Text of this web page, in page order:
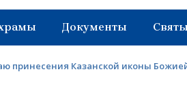
Документы
принесения Казанской иконы